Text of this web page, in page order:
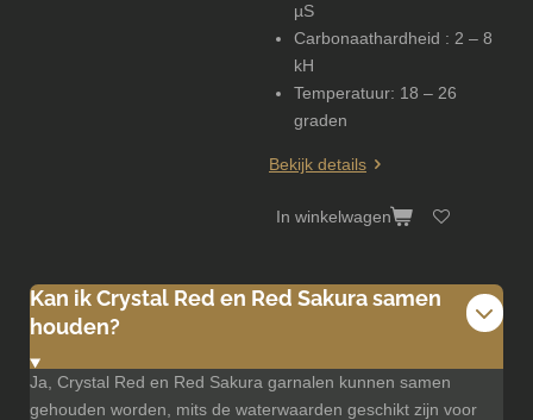
µS
Carbonaathardheid : 2 – 8
kH
Temperatuur: 18 – 26
graden
Bekijk details
In winkelwagen
Kan ik Crystal Red en Red Sakura samen
houden?
Ja, Crystal Red en Red Sakura garnalen kunnen samen
gehouden worden, mits de waterwaarden geschikt zijn voor